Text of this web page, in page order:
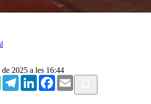
2025 a les 16:44
WhatsAppTelegramLinkedInFacebook
Email